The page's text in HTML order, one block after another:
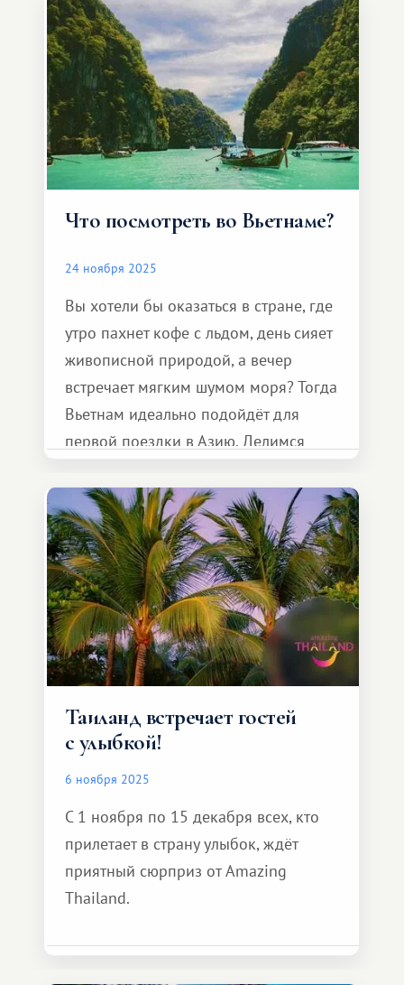
ощущение появляется само по себе.
Что посмотреть во Вьетнаме?
24 ноября 2025
Вы хотели бы оказаться в стране, где
утро пахнет кофе с льдом, день сияет
живописной природой, а вечер
встречает мягким шумом моря? Тогда
Вьетнам идеально подойдёт для
первой поездки в Азию. Делимся
каждому путешественнику.
Таиланд встречает гостей
с улыбкой!
6 ноября 2025
С 1 ноября по 15 декабря всех, кто
прилетает в страну улыбок, ждёт
приятный сюрприз от Amazing
Thailand.